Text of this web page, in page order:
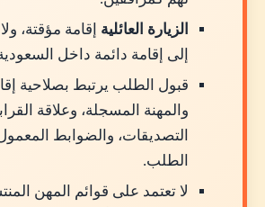
رسوم استقدام الزوجة والأولاد إلى السعودية
ليه مش حاطط رقم إجمالي واحد؟
هل يمكن استقدام الزوجة الثانية؟
هل يمكن استقدام الأبناء من زواج
الزيارة العائلية إقامة مؤقتة،
إلى إقامة دائمة داخل
قبول الطلب يرتبط بصلاحية
والمهنة المسجلة، وعلاقة
التصديقات، والضوابط
الطلب.
لا تعتمد على قوائم المهن